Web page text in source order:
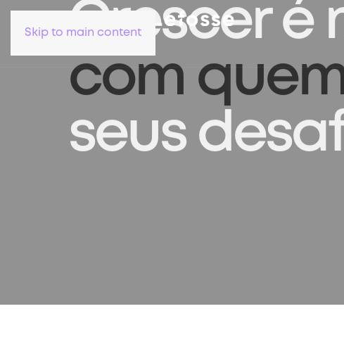
Skip to main content
Crescer é
com